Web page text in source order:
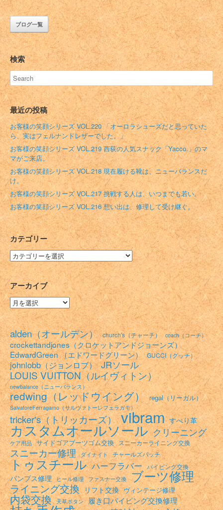
ブログ一覧
検索
最近の投稿
お客様の笑顔シリーズ VOL.220 「オーロラシューズだと思っていた
ら、実はフェルナンドレザーでした。」
お客様の笑顔シリーズ VOL.219 西荻の人気スナック「Yacco.」のマ
マがご来店。
お客様の笑顔シリーズ VOL.218 現在履ける靴は、ニューバランスだ
け。
お客様の笑顔シリーズ VOL.217 挑戦する人は、いつまでも若い。
お客様の笑顔シリーズ VOL.216 想い出は、修理して受け継ぐ。
カテゴリー
カ
テ
ゴ
リ
ー
アーカイブ
ア
ー
カ
イ
ブ
alden（オールデン） church's（チャーチ） coach（コーチ）
crockettandjones（クロケットアンドジョーンズ）
EdwardGreen （エドワードグリーン）
GUCCI（グッチ）
johnlobb（ジョンロブ） JRソール
LOUIS VUITTON（ルイヴィトン）
newbalance（ニューバランス）
redwing（レッドウイング） regal（リーガル）
SalvatoreFerragamo（サルヴァトーレフェラガモ）
tricker's（トリッカーズ） vibram すべり革
カスタムオールソール クリーニング
ケア用品 サイドゴアブーツゴム交換 スニーカーライニング交換
スニーカー修理 ダイナイト チャールズパッチ
トゥスチール ハーフラバー パイピング交換
パンプス修理 ヒール修理 ファスナー交換 ブーツ修理
ライニング交換 リフト交換 ヴィンテージ修理
内袋交換 天草ボタン 履き口パイピング交換修理